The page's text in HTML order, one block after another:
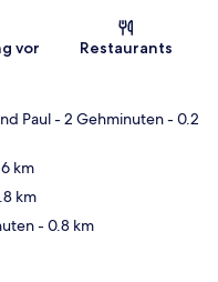
vor
Restaurants
Paul- 2 Gehminuten- 0.2
km
km
- 0.8 km